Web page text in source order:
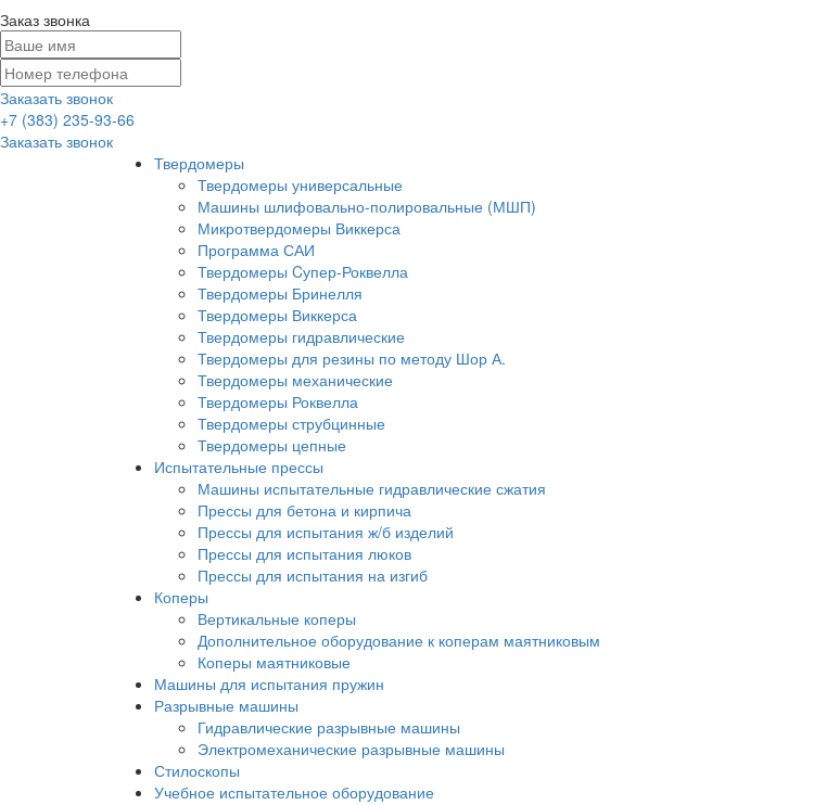
Заказ звонка
Заказать звонок
+7 (383) 235-93-66
Заказать звонок
Твердомеры
Твердомеры универсальные
Машины шлифовально-полировальные (МШП)
Микротвердомеры Виккерса
Программа САИ
Твердомеры Cупер-Роквелла
Твердомеры Бринелля
Твердомеры Виккерса
Твердомеры гидравлические
Твердомеры для резины по методу Шор А.
Твердомеры механические
Твердомеры Роквелла
Твердомеры струбцинные
Твердомеры цепные
Испытательные прессы
Машины испытательные гидравлические сжатия
Прессы для бетона и кирпича
Прессы для испытания ж/б изделий
Прессы для испытания люков
Прессы для испытания на изгиб
Коперы
Вертикальные коперы
Дополнительное оборудование к коперам маятниковым
Коперы маятниковые
Машины для испытания пружин
Разрывные машины
Гидравлические разрывные машины
Электромеханические разрывные машины
Стилоскопы
Учебное испытательное оборудование